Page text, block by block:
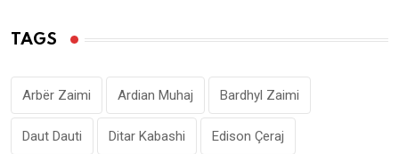
TAGS
Arbër Zaimi Ardian Muhaj Bardhyl Zaimi
Daut Dauti Ditar Kabashi Edison Çeraj